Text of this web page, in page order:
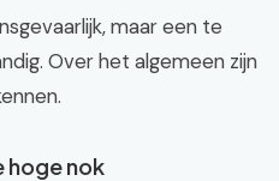
maar een te
Over het algemeen zijn
hoge nok